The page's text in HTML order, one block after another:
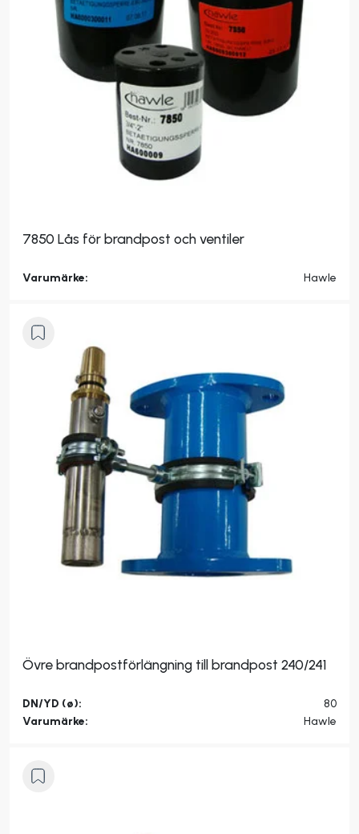
7850 Lås för brandpost och ventiler
Varumärke: Hawle
Övre brandpostförlängning till brandpost 240/241
DN/YD (ø):
80
Varumärke:
Hawle